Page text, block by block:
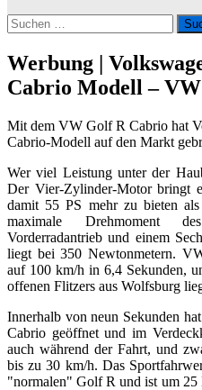
Suchen
nach:
Werbung |
Cabrio Modell –
Mit dem VW Golf R Cabrio hat
Cabrio-Modell auf den Markt
Wer viel Leistung unter der
Der Vier-Zylinder-Motor bringt
damit 55 PS mehr zu bieten
maximale Drehmoment
Vorderradantrieb und einem
liegt bei 350Newtonmetern.
auf 100 km/h in 6,4 Sekunden,
offenen Flitzers aus Wolfsburg
Innerhalb von neun Sekunden
Cabrio geöffnet und im
auch während der Fahrt, und
bis zu 30 km/h. Das
"normalen" Golf R und ist um